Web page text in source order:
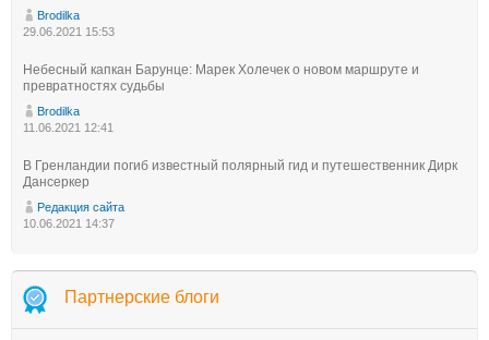
Brodilka
29.06.2021 15:53
Небесный капкан Барунце: Марек Холечек о новом маршруте и
превратностях судьбы
Brodilka
11.06.2021 12:41
В Гренландии погиб известный полярный гид и путешественник Дирк
Дансеркер
Редакция сайта
10.06.2021 14:37
Партнерские блоги